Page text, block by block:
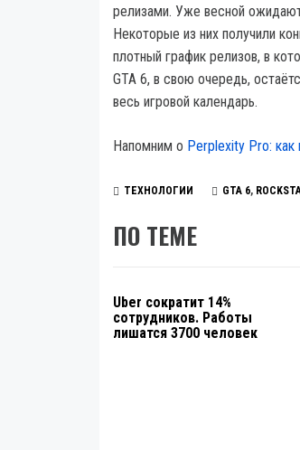
релизами. Уже весной
Некоторые из них получили
плотный график релизов, в
GTA 6, в свою очередь,
весь игровой календарь.
Напомним о Perplexity Pro: как
ТЕХНОЛОГИИ GTA 6,
ПО ТЕМЕ
Uber сократит 14%
сотрудников. Работы
лишатся 3700 человек